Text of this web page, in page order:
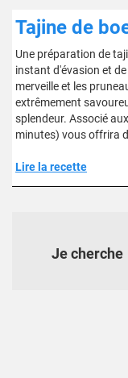
Tajine de
Une préparation de
instant d'évasion et
merveille et les
extrêmement
splendeur. Associé
minutes) vous offrira
Lire la recette
Je cherche